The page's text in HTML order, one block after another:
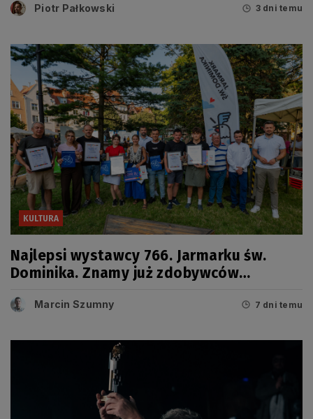
Piotr Pałkowski 3 dni temu
KULTURA
Najlepsi wystawcy 766. Jarmarku św.
Dominika. Znamy już zdobywców
Marcin Szumny 7 dni temu